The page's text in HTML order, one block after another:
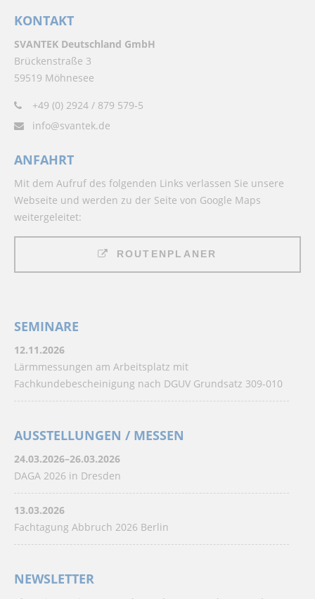
KONTAKT
SVANTEK Deutschland GmbH
Brückenstraße 3
59519 Möhnesee
+49 (0) 2924 / 879 579-5
info@svantek.de
ANFAHRT
Mit dem Aufruf des folgenden Links verlassen Sie unsere
Webseite und werden zu der Seite von Google Maps
weitergeleitet:
ROUTENPLANER
SEMINARE
12.11.2026
Lärmmessungen am Arbeitsplatz mit
Fachkundebescheinigung nach DGUV Grundsatz 309-010
AUSSTELLUNGEN / MESSEN
24.03.2026–26.03.2026
DAGA 2026 in Dresden
13.03.2026
Fachtagung Abbruch 2026 Berlin
NEWSLETTER